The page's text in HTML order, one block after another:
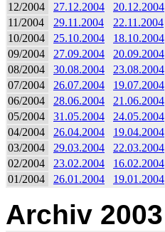
12/2004 27.12.2004 20.12.2004
11/2004
29.11.2004 22.11.2004
10/2004
25.10.2004 18.10.2004
09/2004
27.09.2004 20.09.2004
08/2004
30.08.2004 23.08.2004
07/2004
26.07.2004 19.07.2004
06/2004
28.06.2004 21.06.2004
05/2004
31.05.2004 24.05.2004
04/2004
26.04.2004 19.04.2004
03/2004
29.03.2004 22.03.2004
02/2004
23.02.2004 16.02.2004
01/2004
26.01.2004 19.01.2004
Archiv 2003